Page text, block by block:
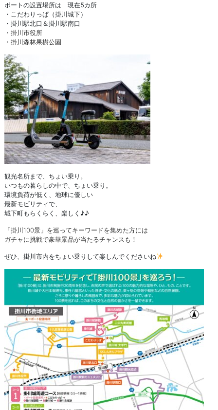
ポートの設置場所は 現在5カ所
・こだわりっぱ（掛川城下）
・掛川駅北口＆掛川駅南口
・掛川市役所
・掛川森林果樹公園
観光名所まで、ちょい乗り。
いつもの暮らしの中で、ちょい乗り。
環境負荷が低く、地球に優しい
最新モビリティで、
城下町もらくらく、楽しく♪♪
「掛川100景」を巡ってキーワードを集めた方には
ガチャに挑戦で豪華景品が当たるチャンスも！
ぜひ、掛川市内をちょい乗りして楽しんでくださいね